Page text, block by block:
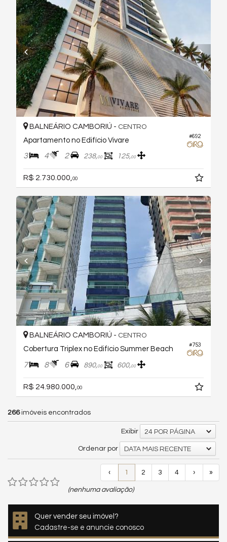
#692
BALNEÁRIO CAMBORIÚ - CENTRO
Apartamento no Edifício Vivare
3 4 2 238,00 125,00
R$ 2.730.000, 00
#753
BALNEÁRIO CAMBORIÚ - CENTRO
Cobertura Triplex no Edifício Summer Beach
7 8 6 890,00 600,00
R$ 24.980.000, 00
266imóveis encontrados
Exibir 24 POR PÁGINA
Ordenar por DATA MAIS RECENTE
‹ 1 2 3 4 › »
(nenhuma avaliação)
Quer vender seu imóvel?
Cadastre-se e anuncie conosco